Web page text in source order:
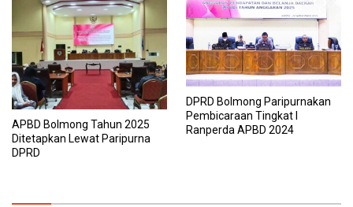
APBD Bolmong Tahun 2025
Ditetapkan Lewat Paripurna
DPRD
DPRD Bolmong Paripurnakan
Pembicaraan Tingkat I
Ranperda APBD 2024